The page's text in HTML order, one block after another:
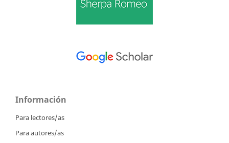
Información
Para lectores/as
Para autores/as